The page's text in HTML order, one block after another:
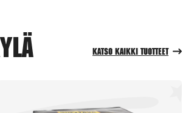
Katso kaikki tuotteet